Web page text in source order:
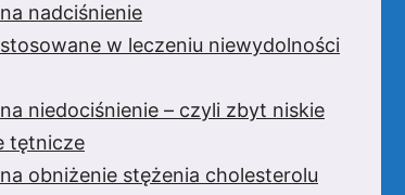
nadciśnienie
w leczeniu niewydolności
niedociśnienie – czyli zbyt niskie
tętnicze
obniżenie stężenia cholesterolu